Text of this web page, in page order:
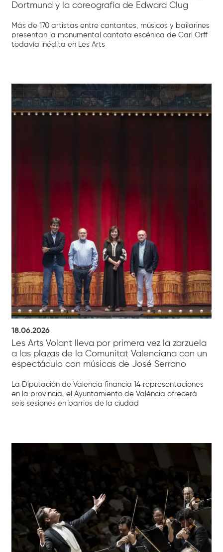
Dortmund y la coreografía de Edward Clug
Más de 170 artistas entre cantantes, músicos y bailarines
presentan la monumental cantata escénica de Carl Orff
todavía inédita en Les Arts
18.06.2026
Les Arts Volant lleva por primera vez la zarzuela
a las plazas de la Comunitat Valenciana con un
espectáculo con músicas de José Serrano
La Diputación de Valencia financia 14 representaciones
en la provincia, el Ayuntamiento de València ofrecerá
seis sesiones en barrios de la ciudad